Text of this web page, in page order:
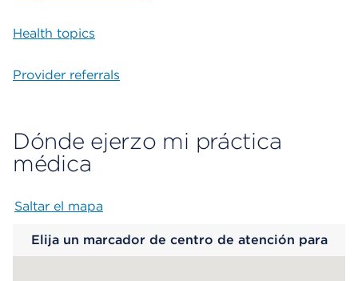
Health topics
Provider referrals
Dónde ejerzo mi práctica
médica
Saltar el mapa
Elija un marcador de centro de atención para